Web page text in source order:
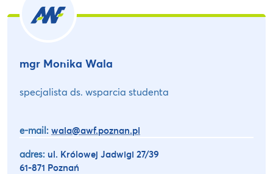
mgr Monika Wala
specjalista ds. wsparcia studenta
e-mail: wala@awf.poznan.pl
adres: ul. Królowej Jadwigi 27/39
61-871 Poznań